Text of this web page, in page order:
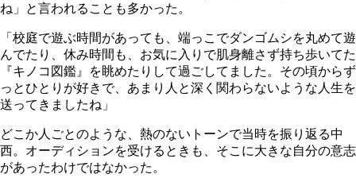
ね」と言われることも多かった。
「校庭で遊ぶ時間があっても、端っこでダンゴムシを丸めて遊
んでたり、休み時間も、お気に入りで肌身離さず持ち歩いてた
『キノコ図鑑』を眺めたりして過ごしてました。その頃からず
っとひとりが好きで、あまり人と深く関わらないような人生を
送ってきましたね」
どこか人ごとのような、熱のないトーンで当時を振り返る中
西。オーディションを受けるときも、そこに大きな自分の意志
があったわけではなかった。